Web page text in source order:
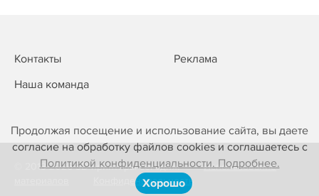
Продолжая посещение и использование сайта, вы даете
согласие на обработку файлов cookies и соглашаетесь с
Политикой конфиденциальности. Подробнее.
Хорошо
Контакты
Реклама
Наша команда
© 2013-2026 3D-принтеры сегодня!
Использование
Конфиденциальность